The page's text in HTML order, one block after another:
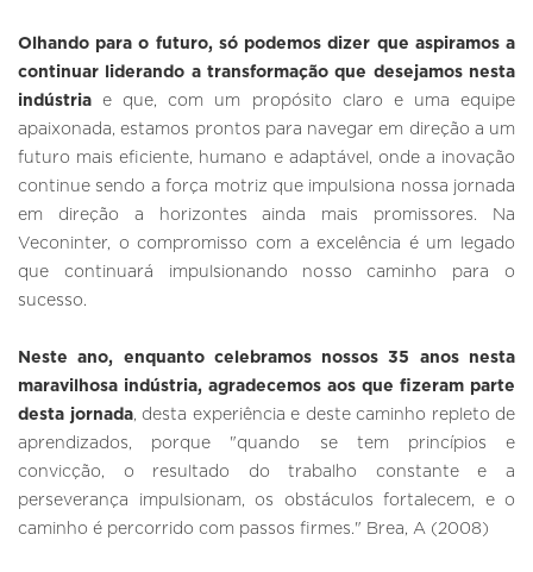
Olhando para o futuro, só podemos dizer que aspiramos a
continuar liderando a transformação que desejamos nesta
indústria e que, com um propósito claro e uma equipe
apaixonada, estamos prontos para navegar em direção a um
futuro mais eficiente, humano e adaptável, onde a inovação
continue sendo a força motriz que impulsiona nossa jornada
em direção a horizontes ainda mais promissores. Na
Veconinter, o compromisso com a excelência é um legado
que continuará impulsionando nosso caminho para o
sucesso.
Neste ano, enquanto celebramos nossos 35 anos nesta
maravilhosa indústria, agradecemos aos que fizeram parte
desta jornada, desta experiência e deste caminho repleto de
aprendizados, porque "quando se tem princípios e
convicção, o resultado do trabalho constante e a
perseverança impulsionam, os obstáculos fortalecem, e o
caminho é percorrido com passos firmes." Brea, A (2008)